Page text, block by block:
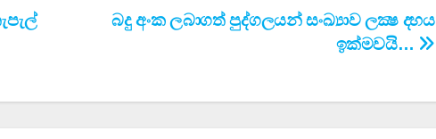
බදු අංක ලබාගත් පුද්ගලයන් සංඛ්‍යාව ලක්‍ෂ දහය
ඉක්මවයි…